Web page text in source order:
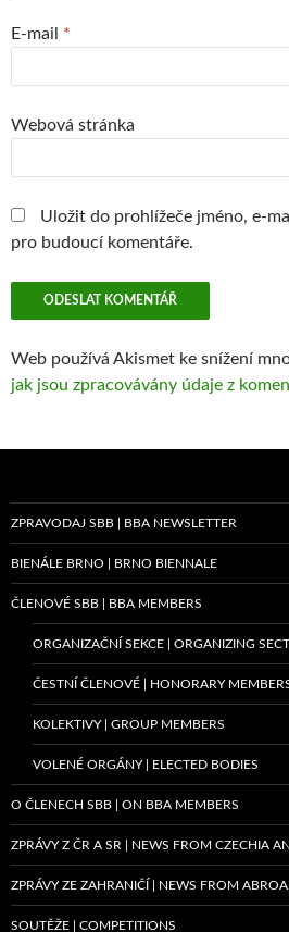
E-mail *
Webová stránka
Uložit do prohlížeče jméno, e-
pro budoucí komentáře.
Web používá Akismet ke snížení
jak jsou zpracovávány údaje z
ZPRAVODAJ SBB | BBA NEWSLETTER
BIENÁLE BRNO | BRNO BIENNALE
ČLENOVÉ SBB | BBA MEMBERS
ORGANIZAČNÍ SEKCE | ORGANIZING
ČESTNÍ ČLENOVÉ | HONORARY
KOLEKTIVY | GROUP MEMBERS
VOLENÉ ORGÁNY | ELECTED BODIES
O ČLENECH SBB | ON BBA MEMBERS
ZPRÁVY Z ČR A SR | NEWS FROM CZECHIA
ZPRÁVY ZE ZAHRANIČÍ | NEWS FROM
SOUTĚŽE | COMPETITIONS